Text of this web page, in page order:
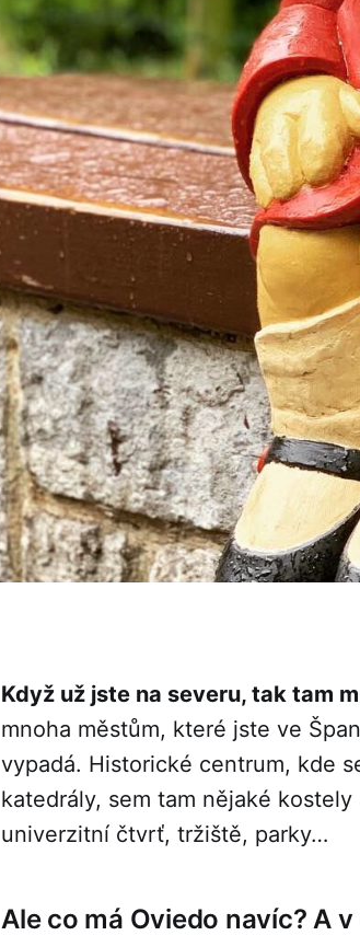
Když už jste na severu, tak tam
mnoha městům, které jste ve
vypadá. Historické centrum, kde
katedrály, sem tam nějaké
univerzitní čtvrť, tržiště, parky…
Ale co má Oviedo navíc? A